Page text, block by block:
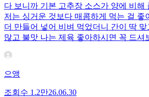
다 보니까 기본 고추장 소스가 양에 비해
저는 싱거운 것보다 매콤하게 먹는 걸 좋
더 만들어 넣어 비벼 먹었더니 간이 딱
많고 불맛 나는 제육 좋아하시면 꼭 드셔
으앵
조회수 1.2만26.06.30